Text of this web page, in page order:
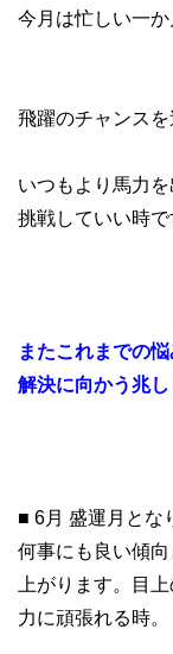
今月は忙しい一か
飛躍のチャンス
いつもより馬力を
挑戦していい時で
またこれまでの
解決に向かう兆し
■ 6月 盛運月とな
何事にも良い傾
上がります。目
力に頑張れる時。